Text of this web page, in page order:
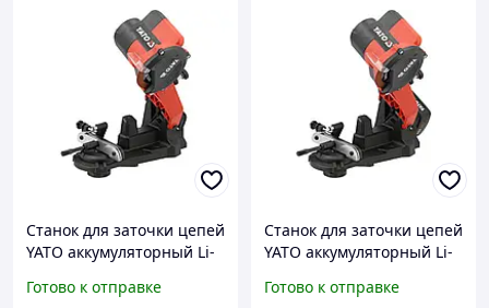
Станок для заточки цепей
YATO аккумуляторный Li-
диск-108/23x3.2мм (БЕЗ
Готово к отправке
Станок для заточки цепей
YATO аккумуляторный Li-
диск-108/23x3.2мм YT-
Готово к отправке